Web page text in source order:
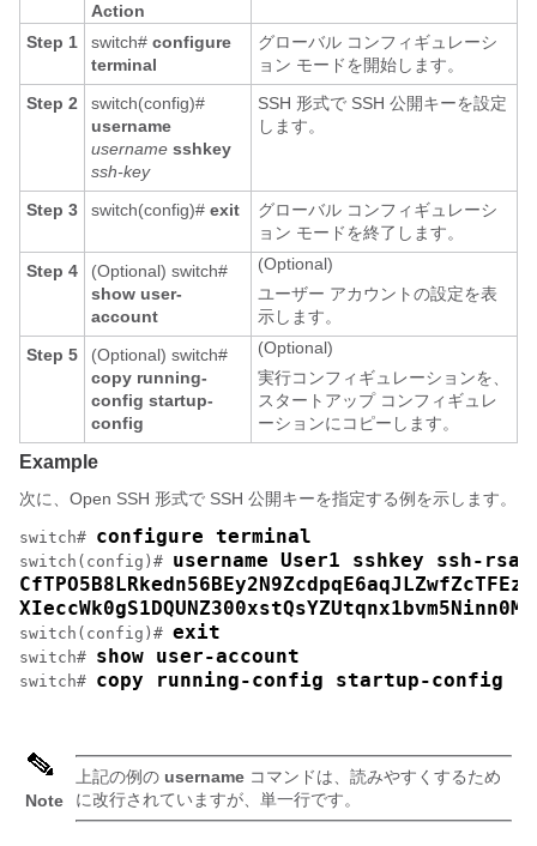
Action
Step 1 switch# configure
terminal
グローバル コンフィギュレーシ
ョン モードを開始します。
Step 2
switch(config)#
username
username sshkey
ssh-key
SSH 形式で SSH 公開キーを設定
します。
Step 3 switch(config)# exit
グローバル コンフィギュレーシ
ョン モードを終了します。
Step 4
(Optional) switch#
show user-
account
(Optional)
ユーザー アカウントの設定を表
示します。
Step 5
(Optional) switch#
copy running-
config startup-
config
(Optional)
実行コンフィギュレーションを、
スタートアップ コンフィギュレ
ーションにコピーします。
Example
次に、Open SSH 形式で SSH 公開キーを指定する例を示します。
switch# configure terminal
switch(config)# username User1 sshkey ssh-rsa
switch(config)# exit
switch# show user-account
switch# copy running-config startup-config
Note
上記の例の username コマンドは、読みやすくするため
に改行されていますが、単一行です。